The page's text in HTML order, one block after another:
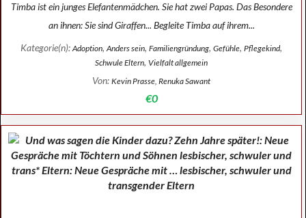
Timba ist ein junges Elefantenmädchen. Sie hat zwei Papas. Das Besondere
an ihnen: Sie sind Giraffen... Begleite Timba auf ihrem...
Kategorie(n): Adoption, Anders sein, Familiengründung, Gefühle, Pflegekind,
Schwule Eltern, Vielfalt allgemein
Von: Kevin Prasse, Renuka Sawant
€0